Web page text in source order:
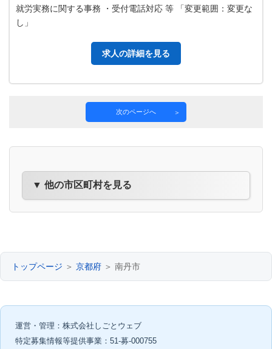
就労実務に関する事務 ・受付電話対応 等 「変更範囲：変更な
し」
求人の詳細を見る
次のページへ
▼ 他の市区町村を見る
トップページ ＞ 京都府 ＞ 南丹市
運営・管理：株式会社しごとウェブ
特定募集情報等提供事業：51-募-000755